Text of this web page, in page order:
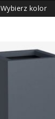
Wybierz kolor